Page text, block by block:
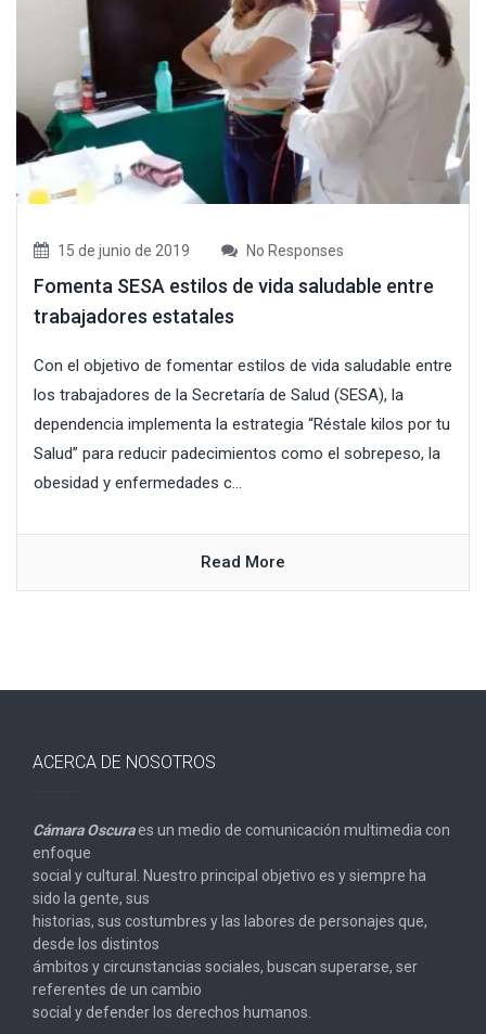
15 de junio de 2019 No Responses
Fomenta SESA estilos de vida saludable entre
trabajadores estatales
Con el objetivo de fomentar estilos de vida saludable entre
los trabajadores de la Secretaría de Salud (SESA), la
dependencia implementa la estrategia “Réstale kilos por tu
Salud” para reducir padecimientos como el sobrepeso, la
obesidad y enfermedades c...
Read More
ACERCA DE NOSOTROS
Cámara Oscuraes un medio de comunicación multimedia con
enfoque
social y cultural. Nuestro principal objetivo es y siempre ha
sido la gente, sus
historias, sus costumbres y las labores de personajes que,
desde los distintos
ámbitos y circunstancias sociales, buscan superarse, ser
referentes de un cambio
social y defender los derechos humanos.